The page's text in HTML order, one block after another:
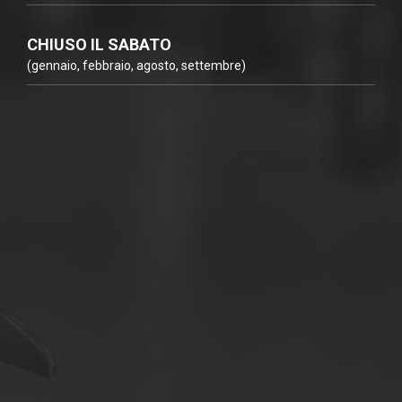
CHIUSO IL SABATO
(gennaio, febbraio, agosto, settembre)